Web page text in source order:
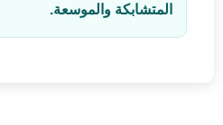
المتشابكة والموسعة.